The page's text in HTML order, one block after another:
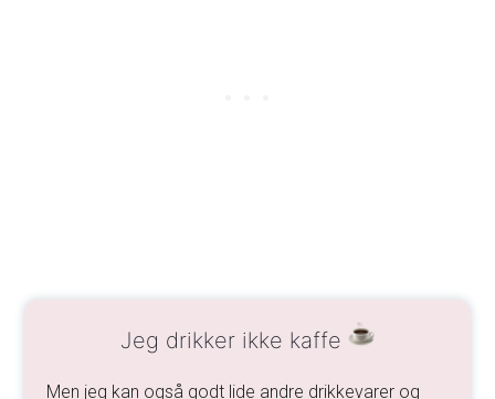
Jeg drikker ikke kaffe
Men jeg kan også godt lide andre drikkevarer og